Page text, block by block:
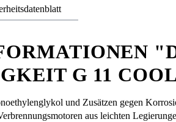
G 11
und Zusätzen gegen
aus leichten